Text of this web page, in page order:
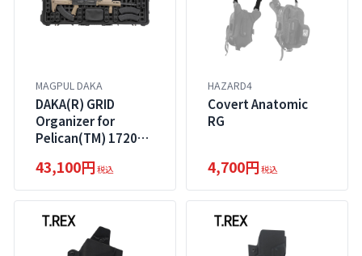
MAGPUL DAKA
DAKA(R) GRID
Organizer for
Pelican(TM) 1720
43,100円税込
HAZARD4
Covert Anatomic
RG
4,700円税込